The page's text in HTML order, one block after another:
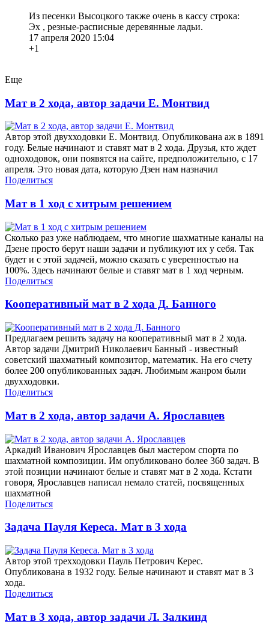
Из песенки Высоцкого также очень в кассу строка:
Эх , резные-расписные деревянные ладьи.
17 апреля 2020 15:04
+1
Еще
Мат в 2 хода, автор задачи Е. Монтвид
Автор этой двухходовки Е. Монтвид. Опубликована аж в 1891
году. Белые начинают и ставят мат в 2 хода. Друзья, кто ждет
одноходовок, они появятся на сайте, предположительно, с 17
апреля. Это новая дата, которую Дзен нам назначил
Поделиться
Мат в 1 ход с хитрым решением
Сколько раз уже наблюдаем, что многие шахматные каналы на
Дзене просто берут наши задачи и публикуют их у себя. Так
будет и с этой задачей, можно сказать с уверенностью на
100%. Здесь начинают белые и ставят мат в 1 ход черным.
Поделиться
Кооперативный мат в 2 хода Д. Банного
Предлагаем решить задачу на кооперативный мат в 2 хода.
Автор задачи Дмитрий Николаевич Банный - известный
советский шахматный композитор, математик. На его счету
более 200 опубликованных задач. Любимым жанром были
двухходовки.
Поделиться
Мат в 2 хода, автор задачи А. Ярославцев
Аркадий Иванович Ярославцев был мастером спорта по
шахматной композиции. Им опубликовано более 360 задач. В
этой позиции начинают белые и ставят мат в 2 хода. Кстати
говоря, Ярославцев написал немало статей, посвященных
шахматной
Поделиться
Задача Пауля Кереса. Мат в 3 хода
Автор этой трехходовки Пауль Петрович Керес.
Опубликована в 1932 году. Белые начинают и ставят мат в 3
хода.
Поделиться
Мат в 3 хода, автор задачи Л. Залкинд